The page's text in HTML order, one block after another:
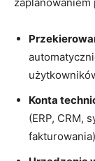
Konta
(ERP, CRM,